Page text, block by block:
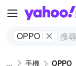
OPPO
手機 OPPO